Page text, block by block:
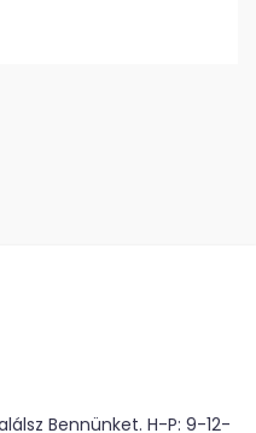
Bennünket. H-P: 9-12-